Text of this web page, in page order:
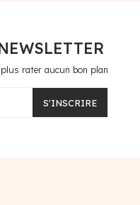
rater aucun bon plan
S'INSCRIRE